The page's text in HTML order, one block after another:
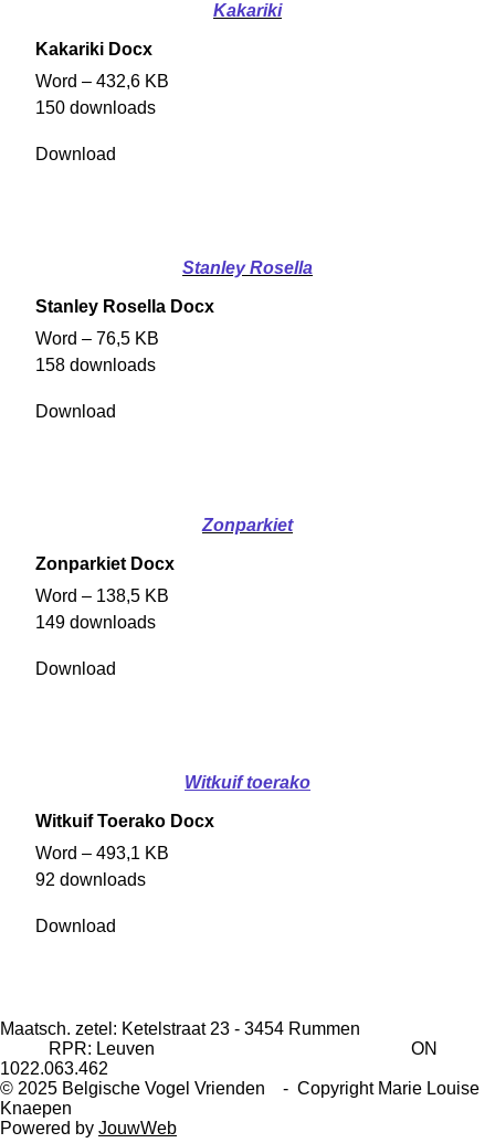
Kakariki
Kakariki Docx
Word – 432,6 KB
150 downloads
Download
Stanley Rosella
Stanley Rosella Docx
Word – 76,5 KB
158 downloads
Download
Zonparkiet
Zonparkiet Docx
Word – 138,5 KB
149 downloads
Download
Witkuif toerako
Witkuif Toerako Docx
Word – 493,1 KB
92 downloads
Download
Maatsch. zetel: Ketelstraat 23 - 3454 Rummen
RPR: Leuven ON
1022.063.462
© 2025 Belgische Vogel Vrienden - Copyright Marie Louise
Knaepen
Powered by JouwWeb